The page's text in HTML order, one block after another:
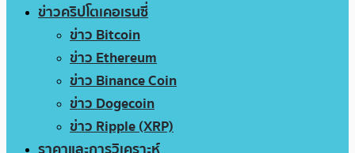
ข่าวคริปโตเคอเรนซี่
ข่าว Bitcoin
ข่าว Ethereum
ข่าว Binance Coin
ข่าว Dogecoin
ข่าว Ripple (XRP)